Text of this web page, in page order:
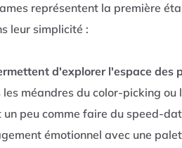
représentent la première
leur simplicité :
d'explorer l'espace des
les méandres du color-picking
un peu comme faire du speed-
émotionnel avec une